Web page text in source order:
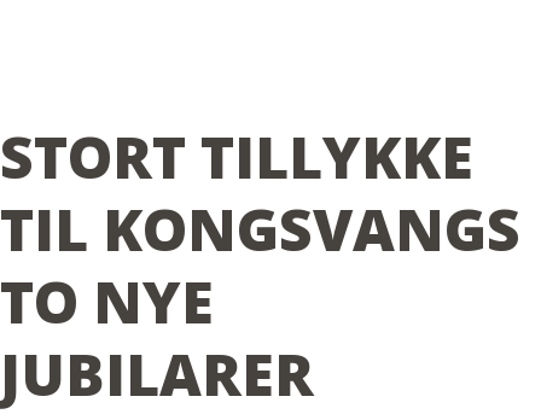
STORT TILLYKKE
TIL KONGSVANGS
TO NYE
JUBILARER